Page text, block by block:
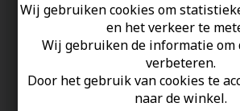
Wij gebruiken cookies om
en het verkeer te
Wij gebruiken de informatie om
verbeteren.
Door het gebruik van cookies te
naar de winkel.
Uw veiligheid
100% nikkelvrij sieraden